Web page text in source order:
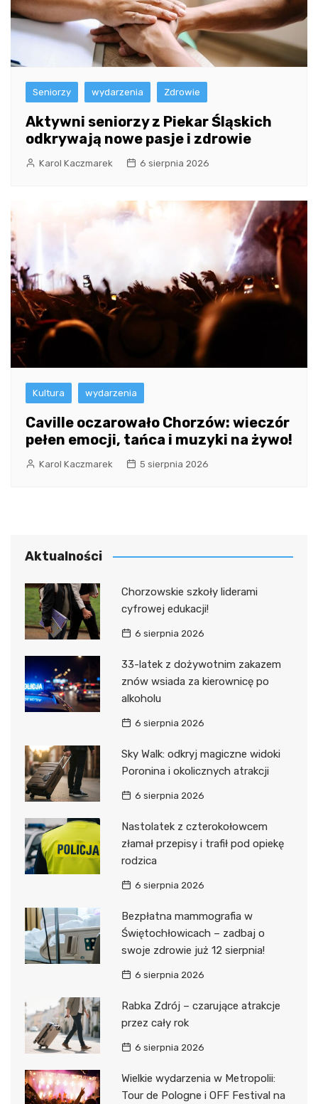
Seniorzy wydarzenia Zdrowie
Aktywni seniorzy z Piekar Śląskich
odkrywają nowe pasje i zdrowie
Karol Kaczmarek 6 sierpnia 2026
Kultura wydarzenia
Caville oczarowało Chorzów: wieczór
pełen emocji, tańca i muzyki na żywo!
Karol Kaczmarek 5 sierpnia 2026
Aktualności
Chorzowskie szkoły liderami
cyfrowej edukacji!
6 sierpnia 2026
33-latek z dożywotnim zakazem
znów wsiada za kierownicę po
alkoholu
6 sierpnia 2026
Sky Walk: odkryj magiczne widoki
Poronina i okolicznych atrakcji
6 sierpnia 2026
Nastolatek z czterokołowcem
złamał przepisy i trafił pod opiekę
rodzica
6 sierpnia 2026
Bezpłatna mammografia w
Świętochłowicach – zadbaj o
swoje zdrowie już 12 sierpnia!
6 sierpnia 2026
Rabka Zdrój – czarujące atrakcje
przez cały rok
6 sierpnia 2026
Wielkie wydarzenia w Metropolii:
Tour de Pologne i OFF Festival na